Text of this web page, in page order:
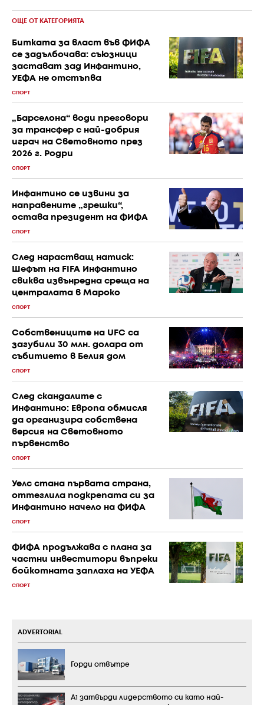
ОЩЕ ОТ КАТЕГОРИЯТА
Битката за власт във ФИФА
се задълбочава: съюзници
застават зад Инфантино,
УЕФА не отстъпва
СПОРТ
„Барселона“ води преговори
за трансфер с най-добрия
играч на Световното през
2026 г. Родри
СПОРТ
Инфантино се извини за
направените „грешки“,
остава президент на ФИФА
СПОРТ
След нарастващ натиск:
Шефът на FIFA Инфантино
свиква извънредна среща на
централата в Мароко
СПОРТ
Собствениците на UFC са
загубили 30 млн. долара от
събитието в Белия дом
СПОРТ
След скандалите с
Инфантино: Европа обмисля
да организира собствена
версия на Световното
първенство
СПОРТ
Уелс стана първата страна,
оттеглила подкрепата си за
Инфантино начело на ФИФА
СПОРТ
ФИФА продължава с плана за
частни инвеститори въпреки
бойкотната заплаха на УЕФА
СПОРТ
ADVERTORIAL
Горди отвътре
А1 затвърди лидерството си като най-